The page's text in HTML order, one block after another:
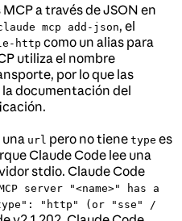
a través de JSON en
mcp add-json, el
http como un alias para
utiliza el nombre
por lo que las
documentación del
url pero no tiene type es
Claude Code lee una
stdio. Claude Code
server "<name>" has a
"http" (or "sse" /